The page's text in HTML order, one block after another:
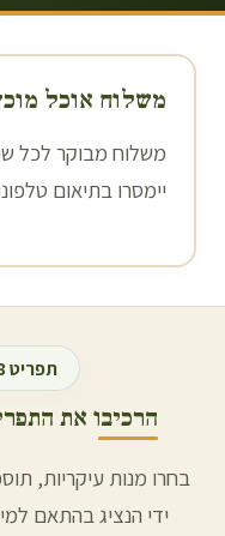
משלוח אוכל
משלוח מבוקר לכל
יימסרו בתיאום
תפריט ₪58 לתושבי
הרכיבו את
בחרו מנות עיקריות,
ידי הנציג בהתאם